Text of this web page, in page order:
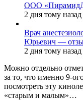
ООО
2 дня тому назад
Врач
Юрьевич —
2 дня тому назад
Можно отдельно
за то, что именно 9-
посмотреть эту
«старым и малым»…